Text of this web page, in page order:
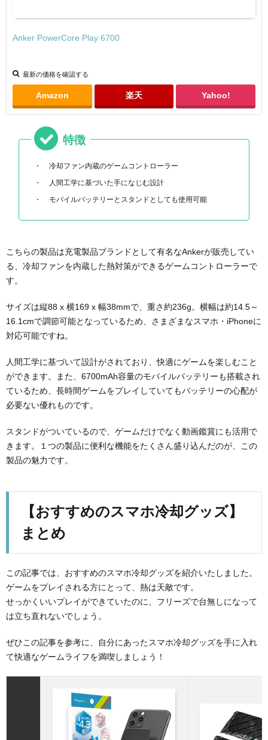
Anker PowerCore Play 6700
最新の価格を確認する
Amazon 楽天 Yahoo!
特徴
冷却ファン内蔵のゲームコントローラー
人間工学に基づいた手になじむ設計
モバイルバッテリーとスタンドとしても使用可能
こちらの製品は充電製品ブランドとして有名なAnkerが販売してい
る、冷却ファンを内蔵した熱対策ができるゲームコントローラーで
す。
サイズは縦88 x 横169 x 幅38mmで、重さ約236g。横幅は約14.5～
16.1cmで調節可能となっているため、さまざまなスマホ・iPhoneに
対応可能ですね。
人間工学に基づいて設計がされており、快適にゲームを楽しむこと
ができます。また、6700mAh容量のモバイルバッテリーも搭載され
ているため、長時間ゲームをプレイしていてもバッテリーの心配が
必要ない優れものです。
スタンドがついているので、ゲームだけでなく動画鑑賞にも活用で
きます。１つの製品に便利な機能をたくさん盛り込んだのが、この
製品の魅力です。
【おすすめのスマホ冷却グッズ】
まとめ
この記事では、おすすめのスマホ冷却グッズを紹介いたしました。
ゲームをプレイされる方にとって、熱は天敵です。
せっかくいいプレイができていたのに、フリーズで台無しになって
は立ち直れないでしょう。
ぜひこの記事を参考に、自分にあったスマホ冷却グッズを手に入れ
て快適なゲームライフを満喫しましょう！